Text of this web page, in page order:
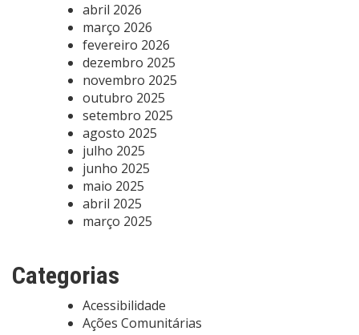
abril 2026
março 2026
fevereiro 2026
dezembro 2025
novembro 2025
outubro 2025
setembro 2025
agosto 2025
julho 2025
junho 2025
maio 2025
abril 2025
março 2025
Categorias
Acessibilidade
Ações Comunitárias